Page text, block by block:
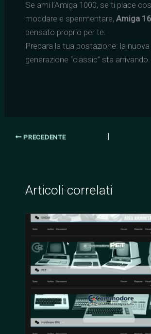
Se ami l’Amiga 1000, se ti piace
moddare e sperimentare, Amiga
pensato proprio per te.
Prepara la tua postazione: la nuova
generazione “classic” sta arrivando.
PRECEDENTE
Articoli correlati